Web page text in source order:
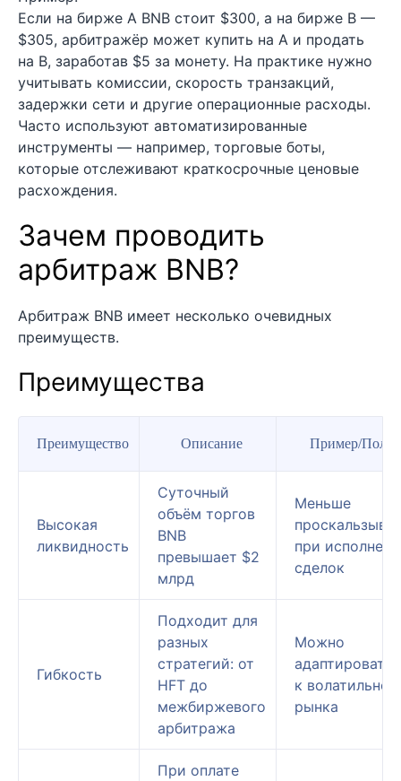
Если на бирже A BNB стоит $300, а на бирже B —
$305, арбитражёр может купить на A и продать
на B, заработав $5 за монету. На практике нужно
учитывать комиссии, скорость транзакций,
задержки сети и другие операционные расходы.
Часто используют автоматизированные
инструменты — например, торговые боты,
которые отслеживают краткосрочные ценовые
расхождения.
Зачем проводить
арбитраж BNB?
Арбитраж BNB имеет несколько очевидных
преимуществ.
Преимущества
Преимущество Описание Пример/
Высокая
ликвидность
Суточный
объём торгов
BNB
превышает $2
млрд
Меньше
при
сделок
Гибкость
Подходит для
разных
стратегий: от
HFT до
межбиржевого
арбитража
Можно
к
рынка
При оплате